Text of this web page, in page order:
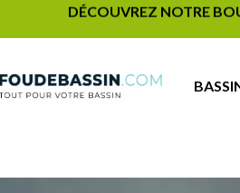
DÉCOUVREZ NOTRE